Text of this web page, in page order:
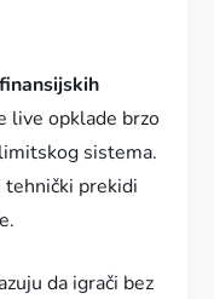
live opklade brzo
sistema.
tehnički prekidi
da igrači bez